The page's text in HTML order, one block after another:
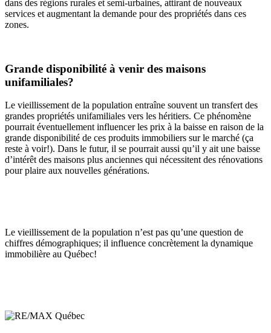
dans des régions rurales et semi-urbaines, attirant de nouveaux
services et augmentant la demande pour des propriétés dans ces
zones.
Grande disponibilité à venir des maisons
unifamiliales?
Le vieillissement de la population entraîne souvent un transfert des
grandes propriétés unifamiliales vers les héritiers. Ce phénomène
pourrait éventuellement influencer les prix à la baisse en raison de la
grande disponibilité de ces produits immobiliers sur le marché (ça
reste à voir!). Dans le futur, il se pourrait aussi qu’il y ait une baisse
d’intérêt des maisons plus anciennes qui nécessitent des rénovations
pour plaire aux nouvelles générations.
Le vieillissement de la population n’est pas qu’une question de
chiffres démographiques; il influence concrètement la dynamique
immobilière au Québec!